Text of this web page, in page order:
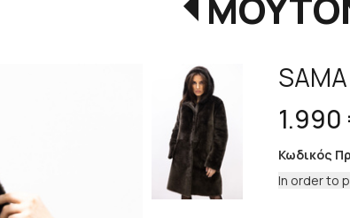
SAMA
1.990
Κωδικός
In order to